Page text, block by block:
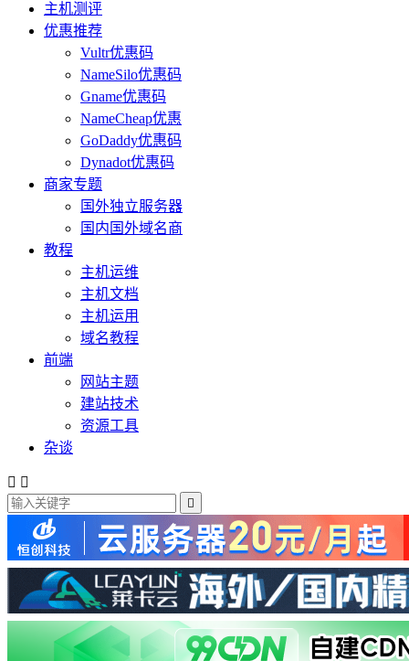
主机测评
优惠推荐
Vultr优惠码
NameSilo优惠码
Gname优惠码
NameCheap优惠
GoDaddy优惠码
Dynadot优惠码
商家专题
国外独立服务器
国内国外域名商
教程
主机运维
主机文档
主机运用
域名教程
前端
网站主题
建站技术
资源工具
杂谈
 
